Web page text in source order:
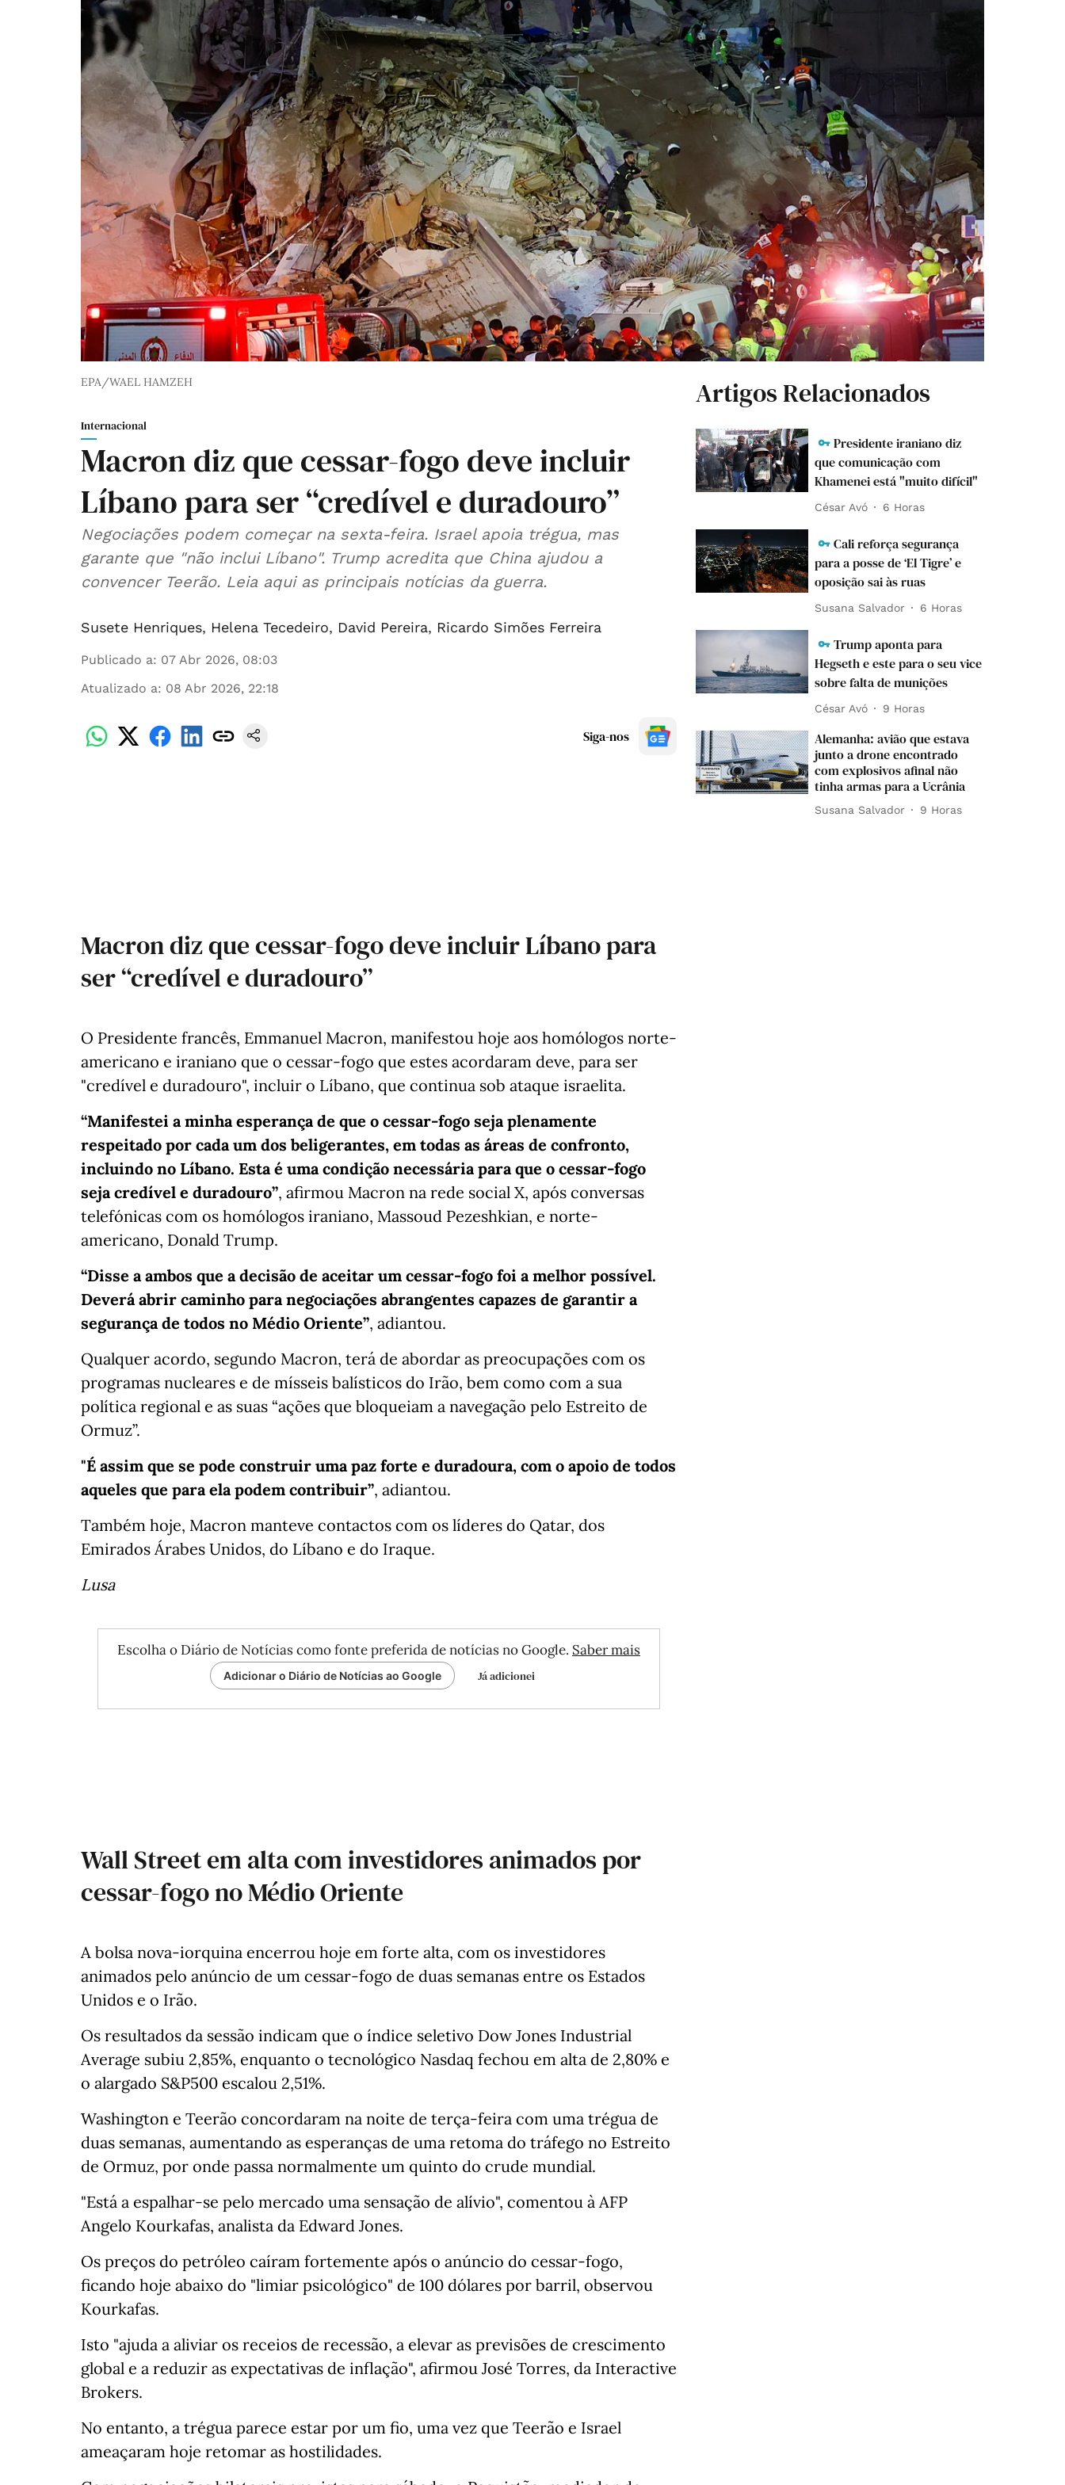
EPA/WAEL HAMZEH
Internacional
Macron diz que cessar-fogo deve incluir
Líbano para ser “credível e duradouro”
Negociações podem começar na sexta-feira. Israel apoia trégua, mas
garante que "não inclui Líbano". Trump acredita que China ajudou a
convencer Teerão. Leia aqui as principais notícias da guerra.
Susete Henriques, Helena Tecedeiro, David Pereira, Ricardo Simões Ferreira
Publicado a: 07 Abr 2026, 08:03
Atualizado a: 08 Abr 2026, 22:18
Siga-nos
Macron diz que cessar-fogo deve incluir Líbano para
ser “credível e duradouro”
O Presidente francês, Emmanuel Macron, manifestou hoje aos homólogos norte-
americano e iraniano que o cessar-fogo que estes acordaram deve, para ser
"credível e duradouro", incluir o Líbano, que continua sob ataque israelita.
“Manifestei a minha esperança de que o cessar-fogo seja plenamente
respeitado por cada um dos beligerantes, em todas as áreas de confronto,
incluindo no Líbano. Esta é uma condição necessária para que o cessar-fogo
seja credível e duradouro”, afirmou Macron na rede social X, após conversas
telefónicas com os homólogos iraniano, Massoud Pezeshkian, e norte-
americano, Donald Trump.
“Disse a ambos que a decisão de aceitar um cessar-fogo foi a melhor possível.
Deverá abrir caminho para negociações abrangentes capazes de garantir a
segurança de todos no Médio Oriente”, adiantou.
Qualquer acordo, segundo Macron, terá de abordar as preocupações com os
programas nucleares e de mísseis balísticos do Irão, bem como com a sua
política regional e as suas “ações que bloqueiam a navegação pelo Estreito de
Ormuz”.
"É assim que se pode construir uma paz forte e duradoura, com o apoio de todos
aqueles que para ela podem contribuir”, adiantou.
Também hoje, Macron manteve contactos com os líderes do Qatar, dos
Emirados Árabes Unidos, do Líbano e do Iraque.
Lusa
Escolha o Diário de Notícias como fonte preferida de notícias no Google. Saber mais
Adicionar o Diário de Notícias ao Google Já adicionei
Wall Street em alta com investidores animados por
cessar-fogo no Médio Oriente
A bolsa nova-iorquina encerrou hoje em forte alta, com os investidores
animados pelo anúncio de um cessar-fogo de duas semanas entre os Estados
Unidos e o Irão.
Os resultados da sessão indicam que o índice seletivo Dow Jones Industrial
Average subiu 2,85%, enquanto o tecnológico Nasdaq fechou em alta de 2,80% e
o alargado S&P500 escalou 2,51%.
Washington e Teerão concordaram na noite de terça-feira com uma trégua de
duas semanas, aumentando as esperanças de uma retoma do tráfego no Estreito
de Ormuz, por onde passa normalmente um quinto do crude mundial.
"Está a espalhar-se pelo mercado uma sensação de alívio", comentou à AFP
Angelo Kourkafas, analista da Edward Jones.
Os preços do petróleo caíram fortemente após o anúncio do cessar-fogo,
ficando hoje abaixo do "limiar psicológico" de 100 dólares por barril, observou
Kourkafas.
Isto "ajuda a aliviar os receios de recessão, a elevar as previsões de crescimento
global e a reduzir as expectativas de inflação", afirmou José Torres, da Interactive
Brokers.
No entanto, a trégua parece estar por um fio, uma vez que Teerão e Israel
ameaçaram hoje retomar as hostilidades.
Artigos Relacionados
Presidente iraniano diz
que comunicação com
Khamenei está "muito difícil"
César Avó 6 Horas
Cali reforça segurança
para a posse de ‘El Tigre’ e
oposição sai às ruas
Susana Salvador 6 Horas
Trump aponta para
Hegseth e este para o seu vice
sobre falta de munições
César Avó 9 Horas
Alemanha: avião que estava
junto a drone encontrado
com explosivos afinal não
tinha armas para a Ucrânia
Susana Salvador 9 Horas